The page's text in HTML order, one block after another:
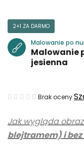
Jak wygląda
blejtramem) i
2+1 ZA DARMO
Malowanie po
Malowanie
jesienna
Średnia
produktu
wynosi
Brak oceny